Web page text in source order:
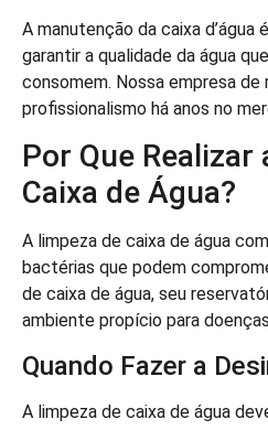
A manutenção da caixa d’água
garantir a qualidade da água
consomem. Nossa empresa
profissionalismo há anos no
Por Que Realizar
Caixa de Água?
A limpeza de caixa de água
bactérias que podem
de caixa de água, seu
ambiente propício para
Quando Fazer a
A limpeza de caixa de água